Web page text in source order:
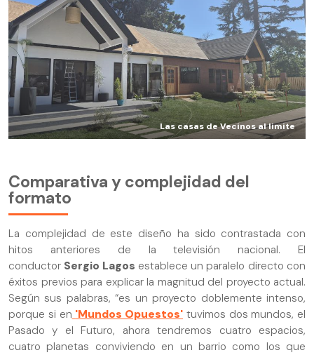
Las casas de Vecinos al limite
Comparativa y complejidad del
formato
La complejidad de este diseño ha sido contrastada con
hitos anteriores de la televisión nacional. El
conductor Sergio Lagos establece un paralelo directo con
éxitos previos para explicar la magnitud del proyecto actual.
Según sus palabras, “es un proyecto doblemente intenso,
porque si en 'Mundos Opuestos' tuvimos dos mundos, el
Pasado y el Futuro, ahora tendremos cuatro espacios,
cuatro planetas conviviendo en un barrio como los que